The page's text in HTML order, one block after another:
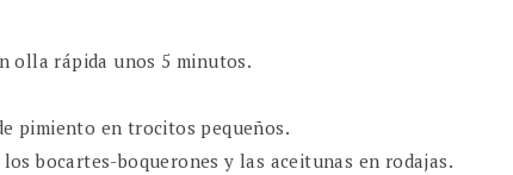
olla rápida unos 5 minutos.
pimiento en trocitos pequeños.
bocartes-boquerones y las aceitunas en rodajas.